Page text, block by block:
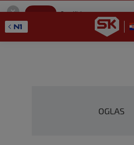
SportKlub
GET - On the Google Play
OGLAS